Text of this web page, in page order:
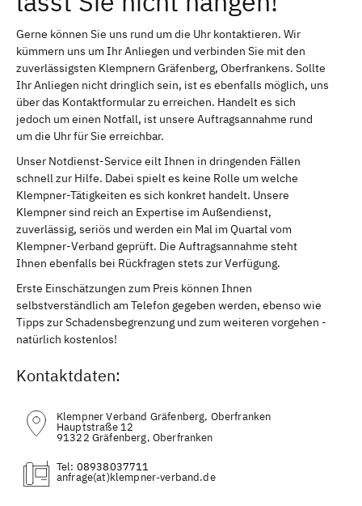
Gerne können Sie uns rund um die Uhr kontaktieren. Wir
kümmern uns um Ihr Anliegen und verbinden Sie mit den
zuverlässigsten Klempnern Gräfenberg, Oberfrankens. Sollte
Ihr Anliegen nicht dringlich sein, ist es ebenfalls möglich, uns
über das Kontaktformular zu erreichen. Handelt es sich
jedoch um einen Notfall, ist unsere Auftragsannahme rund
um die Uhr für Sie erreichbar.
Unser Notdienst-Service eilt Ihnen in dringenden Fällen
schnell zur Hilfe. Dabei spielt es keine Rolle um welche
Klempner-Tätigkeiten es sich konkret handelt. Unsere
Klempner sind reich an Expertise im Außendienst,
zuverlässig, seriös und werden ein Mal im Quartal vom
Klempner-Verband geprüft. Die Auftragsannahme steht
Ihnen ebenfalls bei Rückfragen stets zur Verfügung.
Erste Einschätzungen zum Preis können Ihnen
selbstverständlich am Telefon gegeben werden, ebenso wie
Tipps zur Schadensbegrenzung und zum weiteren vorgehen -
natürlich kostenlos!
Kontaktdaten:
Klempner Verband Gräfenberg, Oberfranken
Hauptstraße 12
91322 Gräfenberg, Oberfranken
Tel: 08938037711
(at)